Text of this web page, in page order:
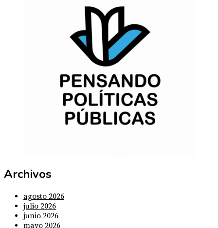
Archivos
agosto 2026
julio 2026
junio 2026
mayo 2026